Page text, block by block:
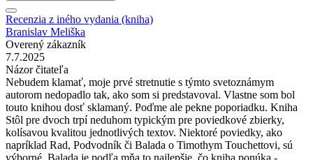
Recenzia z iného vydania (kniha)
Branislav Meliška
Overený zákazník
7.7.2025
Názor čitateľa
Nebudem klamať, moje prvé stretnutie s týmto svetoznámym
autorom nedopadlo tak, ako som si predstavoval. Vlastne som bol
touto knihou dosť sklamaný. Poďme ale pekne poporiadku. Kniha
Stôl pre dvoch trpí neduhom typickým pre poviedkové zbierky,
kolísavou kvalitou jednotlivých textov. Niektoré poviedky, ako
napríklad Rad, Podvodník či Balada o Timothym Touchettovi, sú
výborné. Balada je podľa mňa to najlepšie, čo kniha ponúka -